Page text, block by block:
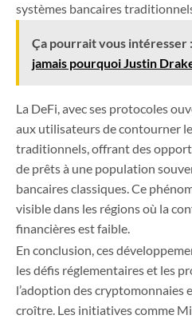
systèmes bancaires
Ça pourrait vous intéresser :
jamais pourquoi Justin
La DeFi, avec ses protocoles
aux utilisateurs de contourner
traditionnels, offrant des
de prêts à une population
bancaires classiques. Ce
visible dans les régions où la
financières est faible.
En conclusion, ces
les défis réglementaires et les
l’adoption des cryptomonnaies
croître. Les initiatives comme